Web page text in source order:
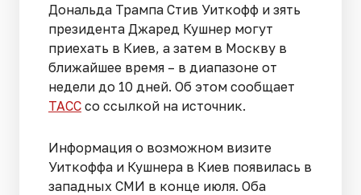
Дональда Трампа Стив Уиткофф и зять
президента Джаред Кушнер могут
приехать в Киев, а затем в Москву в
ближайшее время – в диапазоне от
недели до 10 дней. Об этом сообщает
ТАСС со ссылкой на источник.
Информация о возможном визите
Уиткоффа и Кушнера в Киев появилась в
западных СМИ в конце июля. Оба